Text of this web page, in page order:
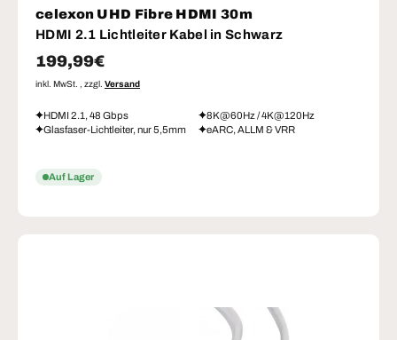
celexon UHD Fibre HDMI 30m
HDMI 2.1 Lichtleiter Kabel in Schwarz
Normaler Preis
199,99€
inkl. MwSt. , zzgl. Versand
HDMI 2.1, 48 Gbps
8K@60Hz / 4K@120Hz
Glasfaser-Lichtleiter, nur 5,5mm
eARC, ALLM & VRR
Auf Lager